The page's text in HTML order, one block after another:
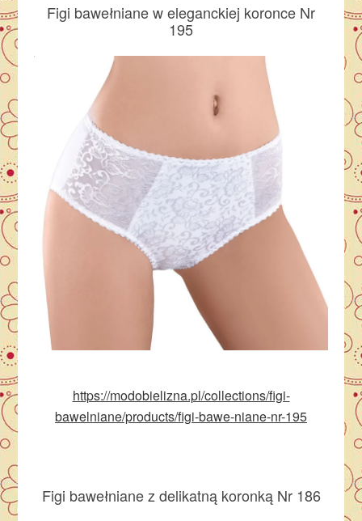
Figi bawełniane w eleganckiej koronce Nr
195
https://modobielizna.pl/collections/figi-
bawelniane/products/figi-bawe-niane-nr-195
Figi bawełniane z delikatną koronką Nr 186